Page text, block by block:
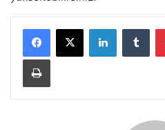
LinkedIn
Yazdır